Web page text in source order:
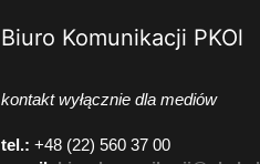
Biuro Komunikacji PKOl
kontakt wyłącznie dla mediów
tel.: +48 (22) 560 37 00